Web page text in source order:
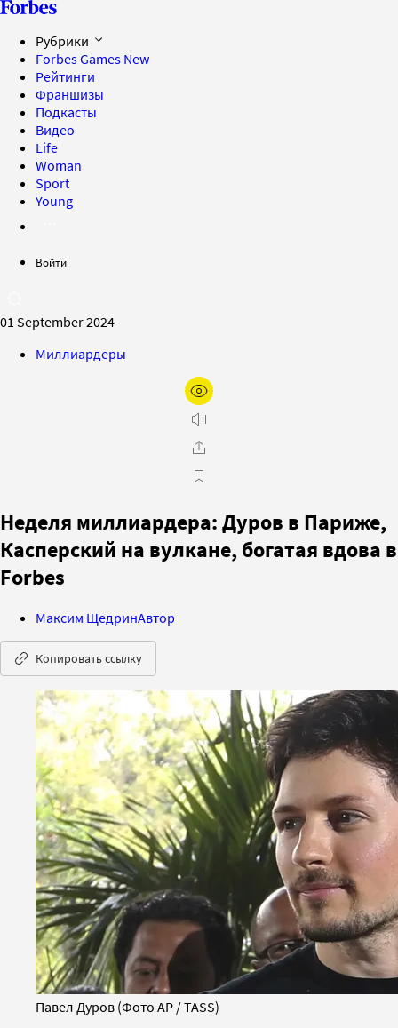
Рубрики
Forbes Games New
Рейтинги
Франшизы
Подкасты
Видео
Life
Woman
Sport
Young
Войти
01 September 2024
Миллиардеры
Неделя миллиардера: Дуров в Париже,
Касперский на вулкане, богатая вдова в
Forbes
Максим ЩедринАвтор
Копировать ссылку
Павел Дуров (Фото AP / TASS)